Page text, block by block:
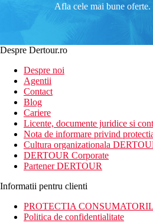
Afla cele mai bune
Despre Dertour.ro
Despre noi
Agentii
Contact
Blog
Cariere
Licente, documente juridice si
Nota de informare privind
Cultura organizationala
DERTOUR Corporate
Partener DERTOUR
Informatii pentru clienti
PROTECTIA
Politica de confidentialitate